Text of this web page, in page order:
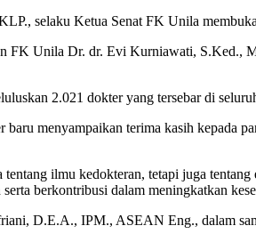
selaku Ketua Senat FK Unila
FK Unila Dr. dr. Evi Kurniawati, S.Ked.,
2.021 dokter yang tersebar di
menyampaikan terima kasih kepada
ilmu kedokteran, tetapi juga
berkontribusi dalam meningkatkan
D.E.A., IPM., ASEAN Eng., dalam